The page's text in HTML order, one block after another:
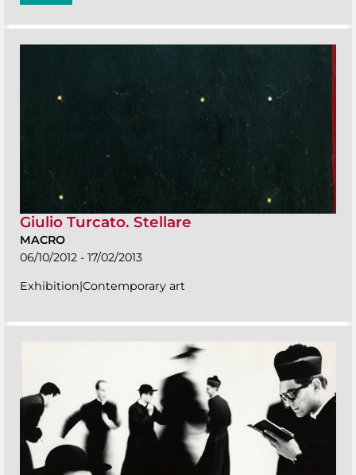
Giulio Turcato. Stellare
MACRO
06/10/2012 - 17/02/2013
Exhibition|Contemporary art